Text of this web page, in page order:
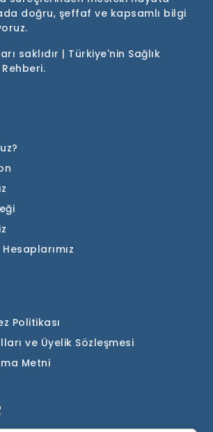
doğru, şeffaf ve kapsamlı bilgi
saklıdır | Türkiye'nin Sağlık
Politikası
ve Üyelik Sözleşmesi
Metni